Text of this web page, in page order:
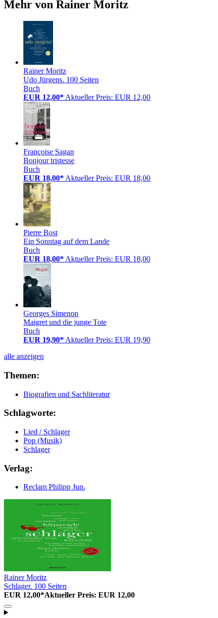
Mehr von Rainer Moritz
Rainer Moritz
Udo Jürgens. 100 Seiten
Buch
EUR 12,00* Aktueller Preis: EUR 12,00
Françoise Sagan
Bonjour tristesse
Buch
EUR 18,00* Aktueller Preis: EUR 18,00
Pierre Bost
Ein Sonntag auf dem Lande
Buch
EUR 18,00* Aktueller Preis: EUR 18,00
Georges Simenon
Maigret und die junge Tote
Buch
EUR 19,90* Aktueller Preis: EUR 19,90
alle anzeigen
Themen:
Biografien und Sachliteratur
Schlagworte:
Lied / Schlager
Pop (Musik)
Schlager
Verlag:
Reclam Philipp Jun.
Rainer Moritz
Schlager. 100 Seiten
EUR 12,00*Aktueller Preis: EUR 12,00